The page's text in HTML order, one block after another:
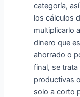
categoría,
los cálculos
multiplicarlo
dinero que
ahorrado o
final, se
productivas
solo a corto